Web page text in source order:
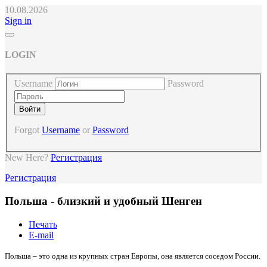
10.08.2026
Sign in
LOGIN
Username Password
Forgot Username or Password
New Here? Регистрация
Регистрация
Польша - близкий и удобный Шенген
Печать
E-mail
Польша – это одна из крупных стран Европы, она является соседом России.